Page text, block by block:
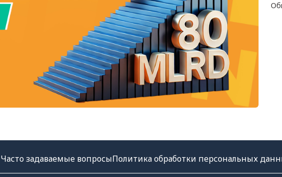
Часто задаваемые вопросыПолитика обработки персональных